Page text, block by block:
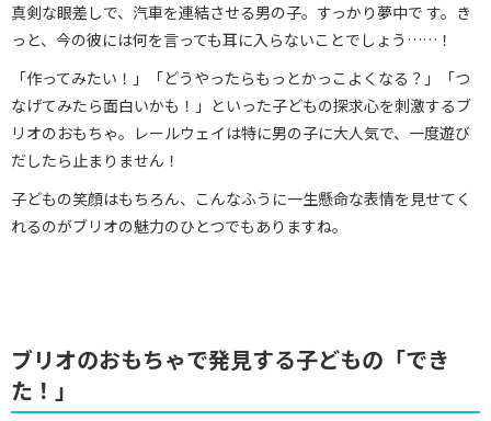
真剣な眼差しで、汽車を連結させる男の子。すっかり夢中で す。き
っと、今の彼には何を言っても耳に入らないことでしょう……！
「作ってみたい！」「どうやったらもっとかっこよくなる？」「つ
なげてみたら面白いかも！」といった子どもの探求心を刺激するブ
リオのおもちゃ。レールウェイは特に男の子に大人気で、一度遊び
だしたら止まりません！
子どもの笑顔はもちろん、こんなふうに一生懸命な表情を見せてく
れるのがブリオの魅力のひとつでもありますね。
ブリオのおもちゃで発見する子どもの「でき
た！」